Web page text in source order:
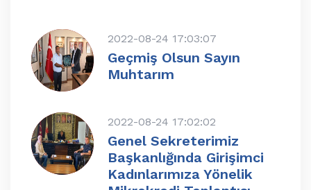
2022-08-24 17:03:07
Geçmiş Olsun Sayın
Muhtarım
2022-08-24 17:02:02
Genel Sekreterimiz
Başkanlığında Girişimci
Kadınlarımıza Yönelik